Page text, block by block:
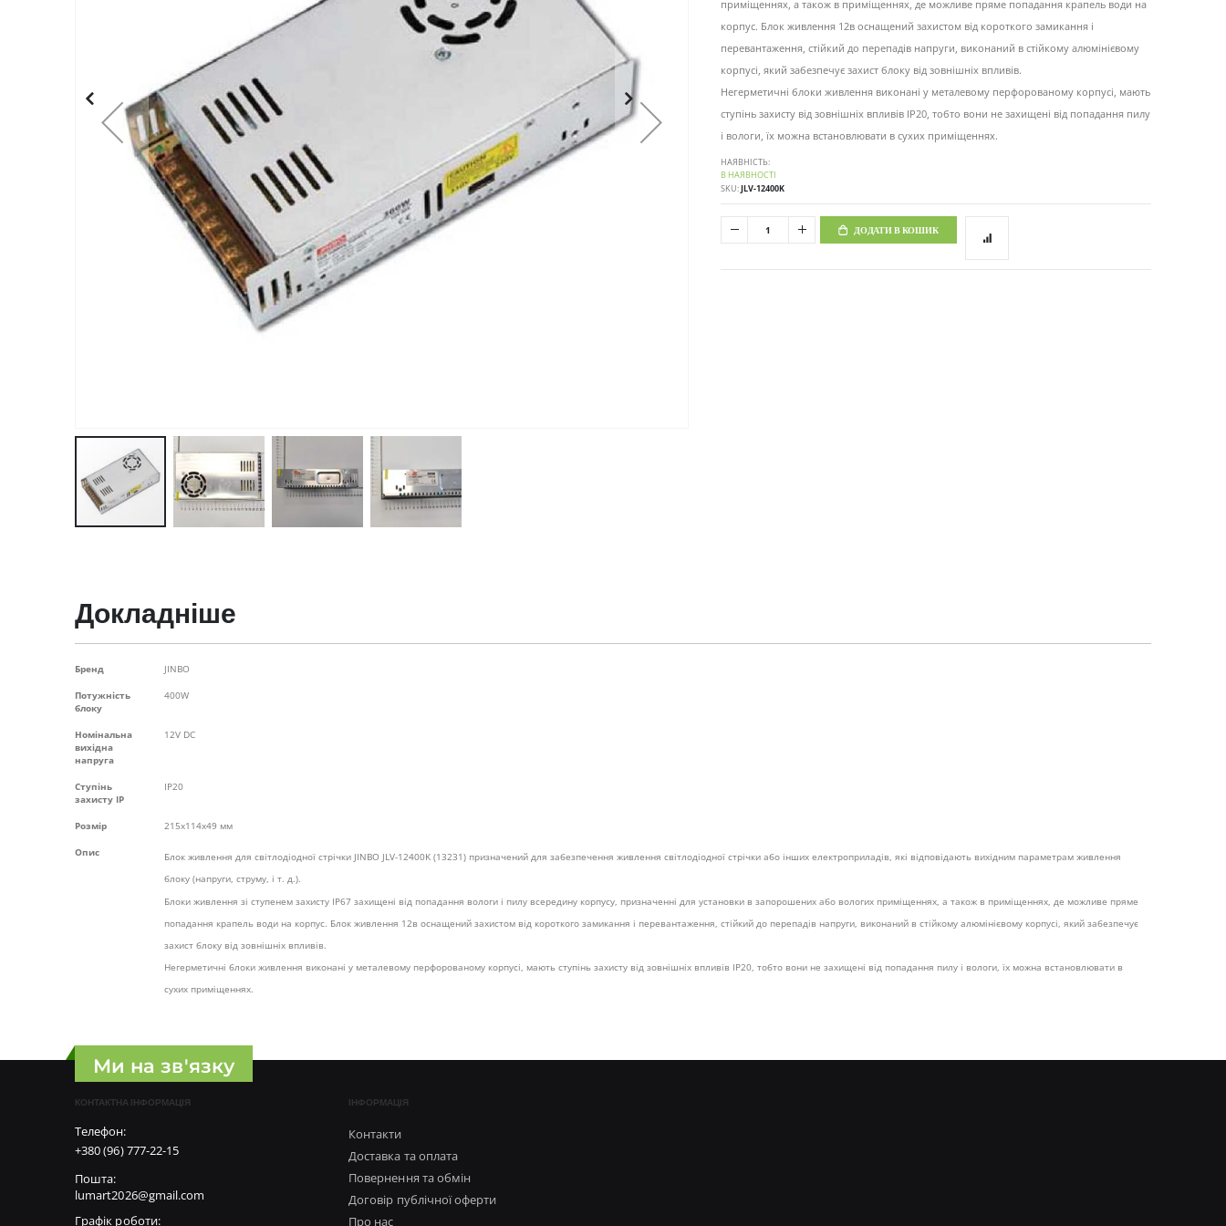
приміщеннях, а також в приміщеннях, де можливе пряме попадання крапель води на
корпус. Блок живлення 12в оснащений захистом від короткого замикання і
перевантаження, стійкий до перепадів напруги, виконаний в стійкому алюмінієвому
корпусі, який забезпечує захист блоку від зовнішніх впливів.
Негерметичні блоки живлення виконані у металевому перфорованому корпусі, мають
ступінь захисту від зовнішніх впливів IP20, тобто вони не захищені від попадання пилу
і вологи, їх можна встановлювати в сухих приміщеннях.
НАЯВНІСТЬ:
В НАЯВНОСТІ
SKU JLV-12400K
ДОДАТИ В КОШИК
Докладніше
Докладніше
Бренд JINBO
Потужність
блоку
400W
Номінальна
вихідна
напруга
12V DC
Ступінь
захисту IP
IP20
Розмір 215х114х49 мм
Опис Блок живлення для світлодіодної стрічки JINBO JLV-12400K (13231) призначений для забезпечення живлення світлодіодної стрічки або інших електроприладів, які відповідають вихідним параметрам живлення
блоку (напруги, струму, і т. д.).
Блоки живлення зі ступенем захисту IP67 захищені від попадання вологи і пилу всередину корпусу, призначенні для установки в запорошених або вологих приміщеннях, а також в приміщеннях, де можливе пряме
попадання крапель води на корпус. Блок живлення 12в оснащений захистом від короткого замикання і перевантаження, стійкий до перепадів напруги, виконаний в стійкому алюмінієвому корпусі, який забезпечує
захист блоку від зовнішніх впливів.
Негерметичні блоки живлення виконані у металевому перфорованому корпусі, мають ступінь захисту від зовнішніх впливів IP20, тобто вони не захищені від попадання пилу і вологи, їх можна встановлювати в
сухих приміщеннях.
Ми на зв'язку
КОНТАКТНА ІНФОРМАЦІЯ
Телефон:
+380 (96) 777-22-15
Пошта:
lumart2026@gmail.com
Графік роботи:
ІНФОРМАЦІЯ
Контакти
Доставка та оплата
Повернення та обмін
Договір публічної оферти
Про нас